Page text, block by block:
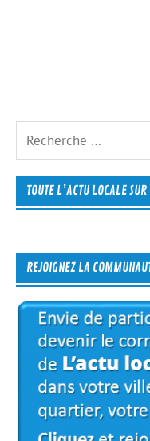
TOUTE L’ACTU LOCALE
REJOIGNEZ LA